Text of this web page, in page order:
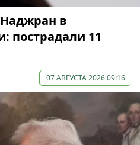
в
пострадали 11
07 АВГУСТА 2026 09:16